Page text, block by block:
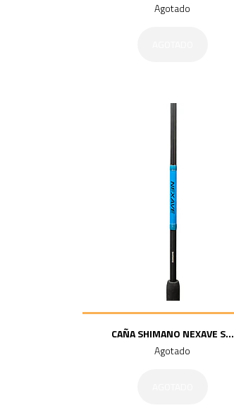
Agotado
CAÑA SHIMANO NEXAVE S...
Agotado